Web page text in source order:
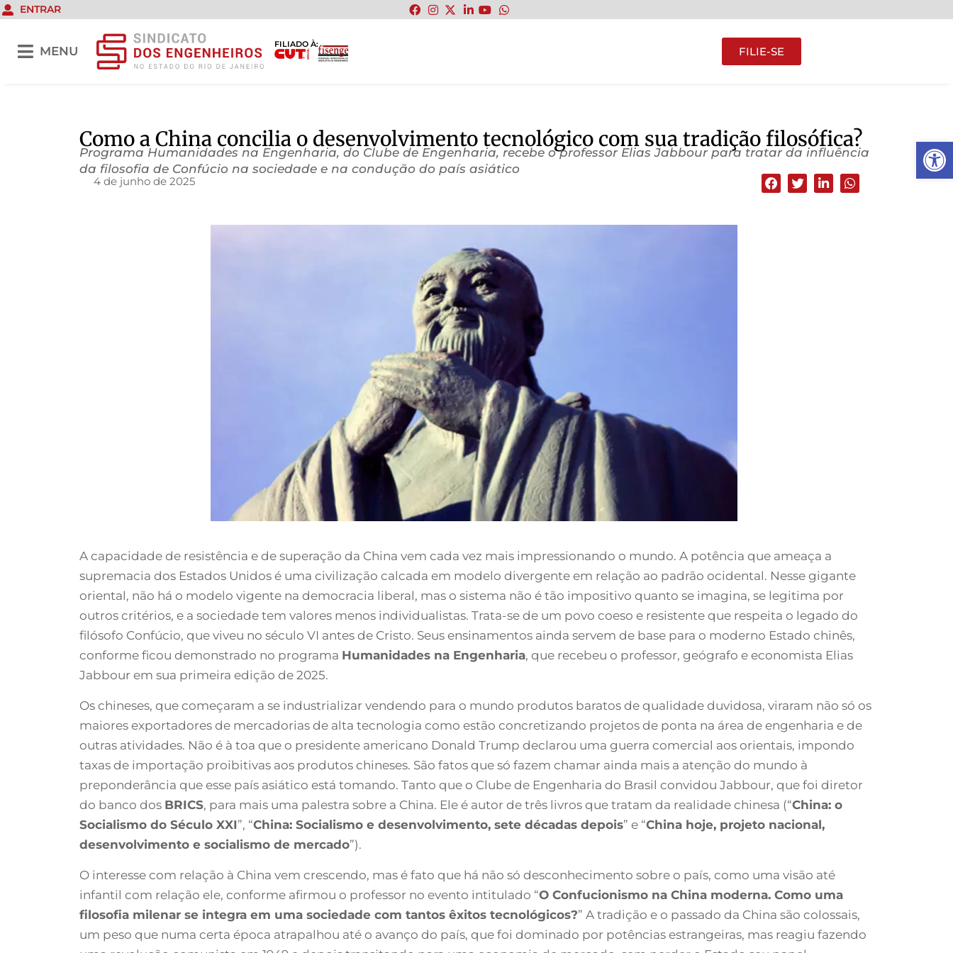
Abrir
ENTRAR
MENU
FILIADO À:
FILIE-SE
Como a China concilia o desenvolvimento tecnológico com sua tradição filosófica?
Programa Humanidades na Engenharia, do Clube de Engenharia, recebe o professor Elias Jabbour para tratar da influência
da filosofia de Confúcio na sociedade e na condução do país asiático
4 de junho de 2025
A capacidade de resistência e de superação da China vem cada vez mais impressionando o mundo. A potência que ameaça a
supremacia dos Estados Unidos é uma civilização calcada em modelo divergente em relação ao padrão ocidental. Nesse gigante
oriental, não há o modelo vigente na democracia liberal, mas o sistema não é tão impositivo quanto se imagina, se legitima por
outros critérios, e a sociedade tem valores menos individualistas. Trata-se de um povo coeso e resistente que respeita o legado do
filósofo Confúcio, que viveu no século VI antes de Cristo. Seus ensinamentos ainda servem de base para o moderno Estado chinês,
conforme ficou demonstrado no programa Humanidades na Engenharia, que recebeu o professor, geógrafo e economista Elias
Jabbour em sua primeira edição de 2025.
Os chineses, que começaram a se industrializar vendendo para o mundo produtos baratos de qualidade duvidosa, viraram não só os
maiores exportadores de mercadorias de alta tecnologia como estão concretizando projetos de ponta na área de engenharia e de
outras atividades. Não é à toa que o presidente americano Donald Trump declarou uma guerra comercial aos orientais, impondo
taxas de importação proibitivas aos produtos chineses. São fatos que só fazem chamar ainda mais a atenção do mundo à
preponderância que esse país asiático está tomando. Tanto que o Clube de Engenharia do Brasil convidou Jabbour, que foi diretor
do banco dos BRICS, para mais uma palestra sobre a China. Ele é autor de três livros que tratam da realidade chinesa (“China: o
Socialismo do Século XXI”, “China: Socialismo e desenvolvimento, sete décadas depois” e “China hoje, projeto nacional,
desenvolvimento e socialismo de mercado”).
O interesse com relação à China vem crescendo, mas é fato que há não só desconhecimento sobre o país, como uma visão até
infantil com relação ele, conforme afirmou o professor no evento intitulado “O Confucionismo na China moderna. Como uma
filosofia milenar se integra em uma sociedade com tantos êxitos tecnológicos?” A tradição e o passado da China são colossais,
um peso que numa certa época atrapalhou até o avanço do país, que foi dominado por potências estrangeiras, mas reagiu fazendo